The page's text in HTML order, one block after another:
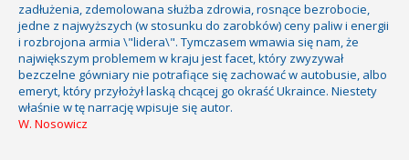
zadłużenia, zdemolowana służba zdrowia, rosnące bezrobocie,
jedne z najwyższych (w stosunku do zarobków) ceny paliw i energii
i rozbrojona armia \"lidera\". Tymczasem wmawia się nam, że
największym problemem w kraju jest facet, który zwyzywał
bezczelne gówniary nie potrafiące się zachować w autobusie, albo
emeryt, który przyłożył laską chcącej go okraść Ukraince. Niestety
właśnie w tę narrację wpisuje się autor.
W. Nosowicz